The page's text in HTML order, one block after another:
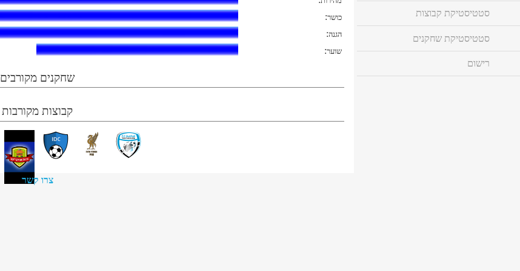
כושר:
הגנה:
שוער:
שחקנים מקורבים
קבוצות מקורבות
צרו קשר
סטטיסטיקת קבוצות
סטטיסטיקת שחקנים
רישום